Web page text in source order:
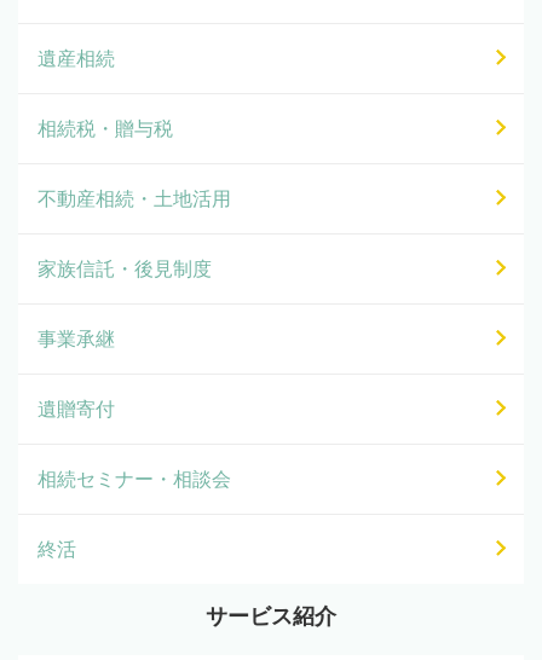
遺産相続
相続税・贈与税
不動産相続・土地活用
家族信託・後見制度
事業承継
遺贈寄付
相続セミナー・相談会
終活
サービス紹介